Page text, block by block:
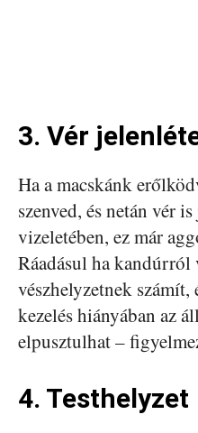
3. Vér
Ha a macskánk
szenved, és netán vér
vizeletében, ez már
Ráadásul ha kandúrról
vészhelyzetnek
kezelés hiányában az
elpusztulhat –
4. Testhelyzet